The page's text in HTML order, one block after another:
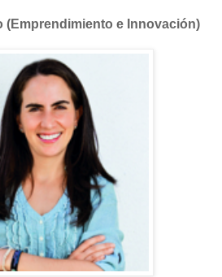
(Emprendimiento e Innovación)